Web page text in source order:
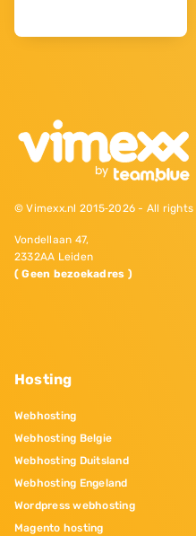
© Vimexx.nl 2015‐2026 - All
Vondellaan 47,
2332AA Leiden
( Geen bezoekadres )
Hosting
Webhosting
Webhosting Belgie
Webhosting Duitsland
Webhosting Engeland
Wordpress webhosting
Magento hosting